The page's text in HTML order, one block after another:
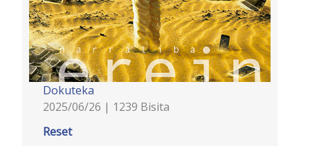
Dokuteka
2025/06/26 | 1239 Bisita
Reset